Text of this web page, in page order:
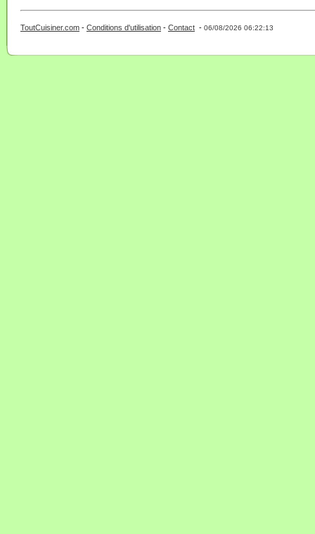
ToutCuisiner.com - Conditions d'utilisation - Contact - 06/08/2026 06:22:13